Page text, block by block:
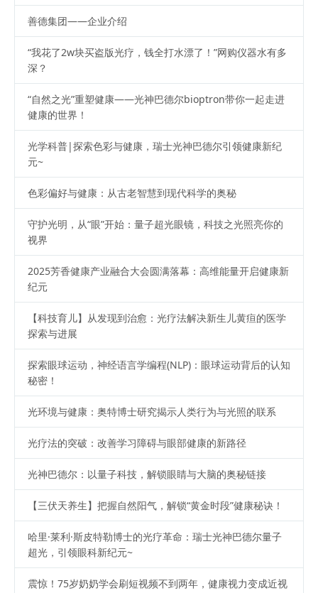
善德集团——企业介绍
“我花了2w块买盗版光疗，钱全打水漂了！”网购仪器水有多
深？
“自然之光”重塑健康——光神巴德尔bioptron带你一起走进
健康的世界！
光学科普|探索色彩与健康，瑞士光神巴德尔引领健康新纪
元~
色彩偏好与健康：从古老智慧到现代科学的奥秘
守护光明，从“眼”开始：量子超光眼镜，科技之光照亮你的
视界
2025芳香健康产业融合大会圆满落幕：高维能量开启健康新
纪元
【科技育儿】从发现到治愈：光疗法解决新生儿黄疸的医学
探索与进展
探索眼球运动，神经语言学编程(NLP)：眼球运动背后的认知
秘密！
光环境与健康：奥特博士研究揭示人类行为与光照的联系
光疗法的突破：改善学习障碍与眼部健康的新路径
光神巴德尔：以量子科技，解锁眼睛与大脑的奥秘链接
【三伏天养生】把握自然阳气，解锁“黄金时段”健康秘诀！
哈里·莱利·斯皮特勒博士的光疗革命：瑞士光神巴德尔量子
超光，引领眼科新纪元~
震惊！75岁奶奶学会刷短视频不到两年，健康视力变成近视